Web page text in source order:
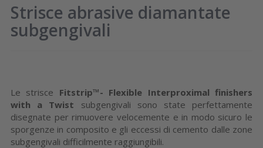
Strisce abrasive diamantate
subgengivali
Le strisce Fitstrip™- Flexible Interproximal finishers
with a Twist subgengivali sono state perfettamente
disegnate per rimuovere velocemente e in modo sicuro le
sporgenze in composito e gli eccessi di cemento dalle zone
subgengivali difficilmente raggiungibili.